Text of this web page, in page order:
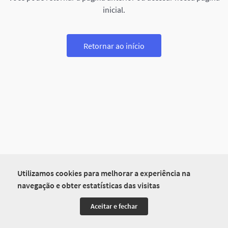
Utilizamos cookies para melhorar a experiência na
navegação e obter estatísticas das visitas
Aceitar e fechar
inicial.
Retornar ao início